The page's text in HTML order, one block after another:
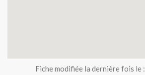
Fiche modifiée la dernière fois le :